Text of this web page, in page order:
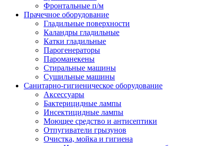
Фронтальные п/м
Прачечное оборудование
Гладильные поверхности
Каландры гладильные
Катки гладильные
Парогенераторы
Пароманекены
Стиральные машины
Сушильные машины
Санитарно-гигиеническое оборудование
Аксессуары
Бактерицидные лампы
Инсектицидные лампы
Моющее средство и антисептики
Отпугиватели грызунов
Очистка, мойка и гигиена